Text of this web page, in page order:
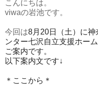
こんにちは。
viwaの岩池です。
今回は8月20日（土）に神
ンター七沢自立支援ホー
ご案内です。
以下案内文です↓
＊ここから＊